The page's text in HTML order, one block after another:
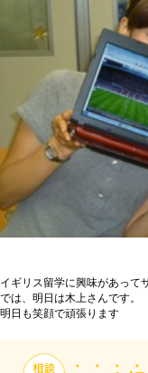
イギリス留学に興味があって
では、明日は木上さんです。
明日も笑顔で頑張ります